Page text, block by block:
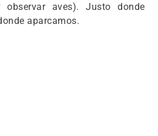
aves). Justo donde
aparcamos.